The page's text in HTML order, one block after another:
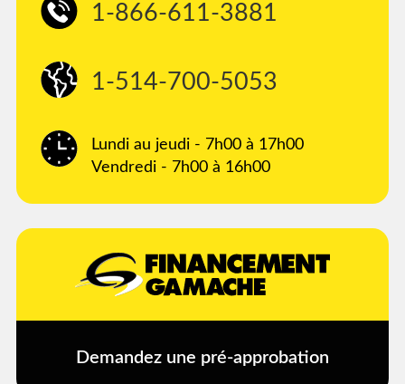
1-866-611-3881
1-514-700-5053
Lundi au jeudi - 7h00 à 17h00
Vendredi - 7h00 à 16h00
Demandez une pré-approbation